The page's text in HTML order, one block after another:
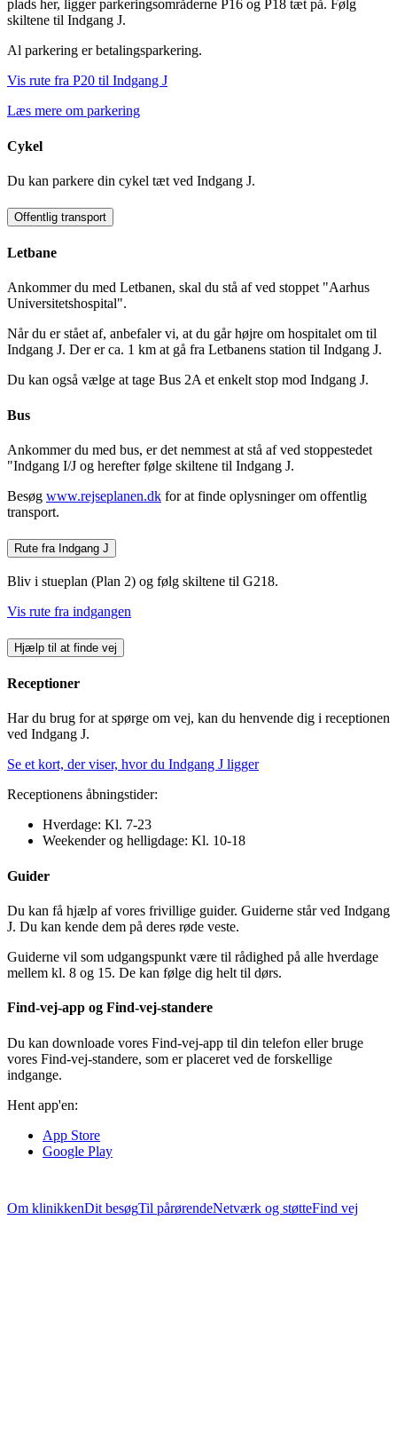
plads her, ligger parkeringsområderne P16 og P18 tæt på. Følg
skiltene til Indgang J.
Al parkering er betalingsparkering.
Vis rute fra P20 til Indgang J
Læs mere om parkering
Cykel
Du kan parkere din cykel tæt ved Indgang J.
Offentlig transport
Letbane
Ankommer du med Letbanen, skal du stå af ved stoppet "Aarhus
Universitetshospital".
Når du er stået af, anbefaler vi, at du går højre om hospitalet om til
Indgang J. Der er ca. 1 km at gå fra Letbanens station til Indgang J.
Du kan også vælge at tage Bus 2A et enkelt stop mod Indgang J.
Bus
Ankommer du med bus, er det nemmest at stå af ved stoppestedet
"Indgang I/J og herefter følge skiltene til Indgang J.
Besøg www.rejseplanen.dk for at finde oplysninger om offentlig
transport.
Rute fra Indgang J
Bliv i stueplan (Plan 2) og følg skiltene til G218.
Vis rute fra indgangen
Hjælp til at finde vej
Receptioner
Har du brug for at spørge om vej, kan du henvende dig i receptionen
ved Indgang J.
Se et kort, der viser, hvor du Indgang J ligger
Receptionens åbningstider:
Hverdage: Kl. 7-23
Weekender og helligdage: Kl. 10-18
Guider
Du kan få hjælp af vores frivillige guider. Guiderne står ved Indgang
J. Du kan kende dem på deres røde veste.
Guiderne vil som udgangspunkt være til rådighed på alle hverdage
mellem kl. 8 og 15. De kan følge dig helt til dørs.
Find-vej-app og Find-vej-standere
Du kan downloade vores Find-vej-app til din telefon eller bruge
vores Find-vej-standere, som er placeret ved de forskellige
indgange.
Hent app'en:
App Store
Google Play
Om klinikkenDit besøgTil pårørendeNetværk og støtteFind vej